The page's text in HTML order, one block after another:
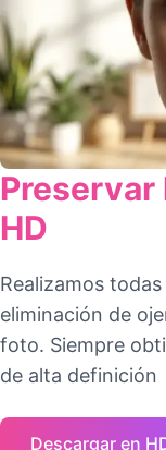
Preservar
HD
Realizamos
eliminación de
foto. Siempre
de alta definición
Descargar en